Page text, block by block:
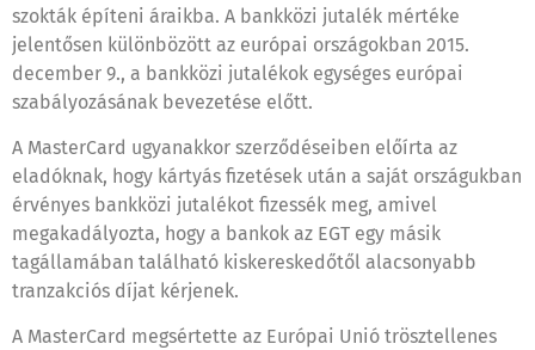
szokták építeni áraikba. A bankközi jutalék mértéke
jelentősen különbözött az európai országokban 2015.
december 9., a bankközi jutalékok egységes európai
szabályozásának bevezetése előtt.
A MasterCard ugyanakkor szerződéseiben előírta az
eladóknak, hogy kártyás fizetések után a saját országukban
érvényes bankközi jutalékot fizessék meg, amivel
megakadályozta, hogy a bankok az EGT egy másik
tagállamában található kiskereskedőtől alacsonyabb
tranzakciós díjat kérjenek.
A MasterCard megsértette az Európai Unió trösztellenes